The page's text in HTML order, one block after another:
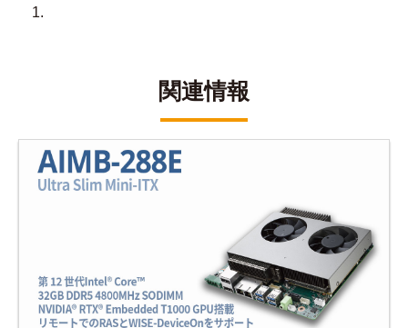
関連情報